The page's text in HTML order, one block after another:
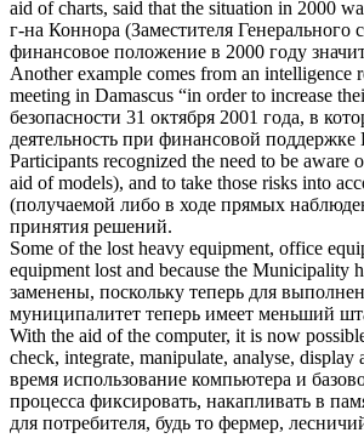
aid ofcharts, said that the situation in 2000
г-на Коннора (Заместителя
финансовое положение в 2000 году
Another example comes from an intelligence
meeting in Damascus “in order to increase
безопасности 31 октября 2001 года, в
деятельность при финансовой поддержке
Participants recognized the need to be
aid ofmodels), and to take those risks into
(получаемой либо в ходе прямых
принятия решений.
Some of the lost heavy equipment, office
equipment lost and because the Municipality
заменены, поскольку теперь для
муниципалитет теперь имеет меньший
With the aid ofthe computer, it is now
check, integrate, manipulate, analyse, display
время использование компьютера и
процесса фиксировать, накапливать в
для потребителя, будь то фермер,